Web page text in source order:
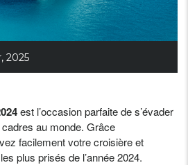
2025
est l’occasion parfaite de s’évader
au monde. Grâce
facilement votre croisière et
plus prisés de l’année 2024.